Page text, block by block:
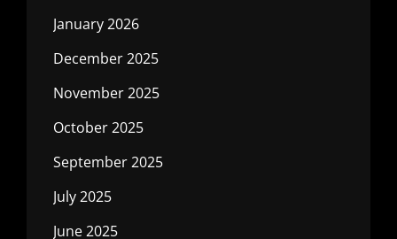
January 2026
December 2025
November 2025
October 2025
September 2025
July 2025
June 2025